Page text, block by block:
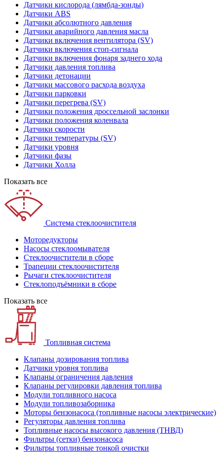
Датчики кислорода (лямбда-зонды)
Датчики ABS
Датчики абсолютного давления
Датчики аварийного давления масла
Датчики включения вентилятора (SV)
Датчики включения стоп-сигнала
Датчики включения фонаря заднего хода
Датчики давления топлива
Датчики детонации
Датчики массового расхода воздуха
Датчики парковки
Датчики перегрева (SV)
Датчики положения дроссельной заслонки
Датчики положения коленвала
Датчики скорости
Датчики температуры (SV)
Датчики уровня
Датчики фазы
Датчики Холла
Показать все
Система стеклоочистителя
Моторедукторы
Насосы стеклоомывателя
Стеклоочистители в сборе
Трапеции стеклоочистителя
Рычаги стеклоочистителя
Стеклоподъёмники в сборе
Показать все
Топливная система
Клапаны дозирования топлива
Датчики уровня топлива
Клапаны ограничения давления
Клапаны регулировки давления топлива
Модули топливного насоса
Модули топливозаборника
Моторы бензонасоса (топливные насосы электрические)
Регуляторы давления топлива
Топливные насосы высокого давления (ТНВД)
Фильтры (сетки) бензонасоса
Фильтры топливные тонкой очистки